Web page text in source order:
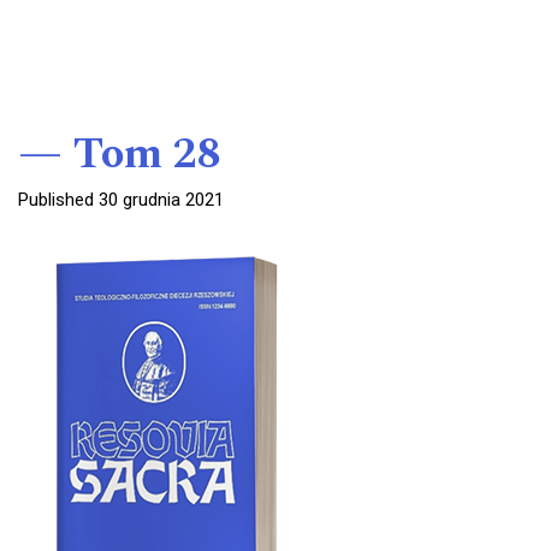
Tom 28
Published 30 grudnia 2021